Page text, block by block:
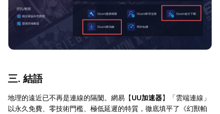
三. 結語
地理的遠近已不再是連線的隔閡。網易【UU加速器】「雲端連線」
以永久免費、零技術門檻、極低延遲的特質，徹底填平了《幻獸帕